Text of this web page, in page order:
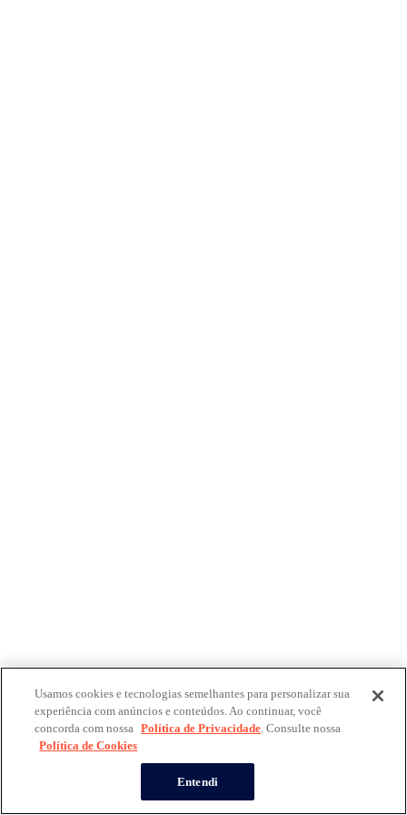
Usamos cookies e tecnologias semelhantes para personalizar sua
experiência com anúncios e conteúdos. Ao continuar, você
concorda com nossa Política de Privacidade. Consulte nossa
Política de Cookies
Entendi